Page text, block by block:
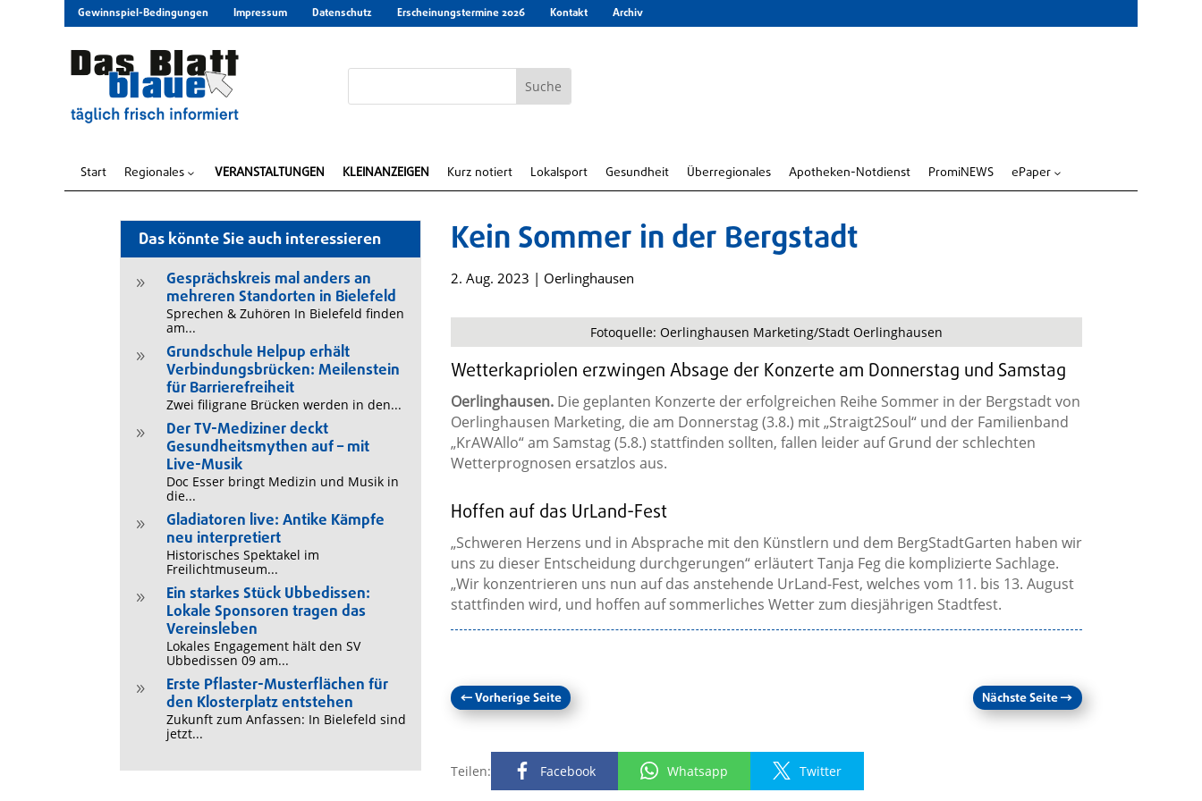
Gewinnspiel-Bedingungen Impressum Datenschutz Erscheinungstermine 2026 Kontakt Archiv
Start Regionales 3 VERANSTALTUNGEN KLEINANZEIGEN Kurz notiert Lokalsport Gesundheit Überregionales Apotheken-Notdienst PromiNEWS ePaper 3
Das könnte Sie auch interessieren
9
Gesprächskreis mal anders an
mehreren Standorten in Bielefeld
Sprechen & Zuhören In Bielefeld finden
am...
9
Grundschule Helpup erhält
Verbindungsbrücken: Meilenstein
für Barrierefreiheit
Zwei filigrane Brücken werden in den...
9
Der TV-Mediziner deckt
Gesundheitsmythen auf – mit
Live-Musik
Doc Esser bringt Medizin und Musik in
die...
9
Gladiatoren live: Antike Kämpfe
neu interpretiert
Historisches Spektakel im
Freilichtmuseum...
9
Ein starkes Stück Ubbedissen:
Lokale Sponsoren tragen das
Vereinsleben
Lokales Engagement hält den SV
Ubbedissen 09 am...
9
Erste Pflaster-Musterflächen für
den Klosterplatz entstehen
Zukunft zum Anfassen: In Bielefeld sind
jetzt...
Kein Sommer in der Bergstadt
2. Aug. 2023 | Oerlinghausen
Fotoquelle: Oerlinghausen Marketing/Stadt Oerlinghausen
Wetterkapriolen erzwingen Absage der Konzerte am Donnerstag und Samstag
Oerlinghausen.Die geplanten Konzerte der erfolgreichen Reihe Sommer in der Bergstadt von
Oerlinghausen Marketing, die am Donnerstag (3.8.) mit „Straigt2Soul“ und der Familienband
„KrAWAllo“ am Samstag (5.8.) stattfinden sollten, fallen leider auf Grund der schlechten
Wetterprognosen ersatzlos aus.
Hoffen auf das UrLand-Fest
„Schweren Herzens und in Absprache mit den Künstlern und dem BergStadtGarten haben wir
uns zu dieser Entscheidung durchgerungen“ erläutert Tanja Feg die komplizierte Sachlage.
„Wir konzentrieren uns nun auf das anstehende UrLand-Fest, welches vom 11. bis 13. August
stattfinden wird, und hoffen auf sommerliches Wetter zum diesjährigen Stadtfest.
←Vorherige Seite Nächste Seite→
Teilen: Facebook Whatsapp Twitter